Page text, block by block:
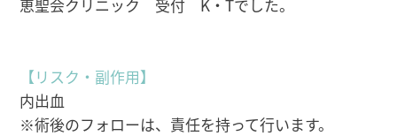
恵聖会クリニック 受付 K・Tでした。
【リスク・副作用】
内出血
※術後のフォローは、責任を持って行います。